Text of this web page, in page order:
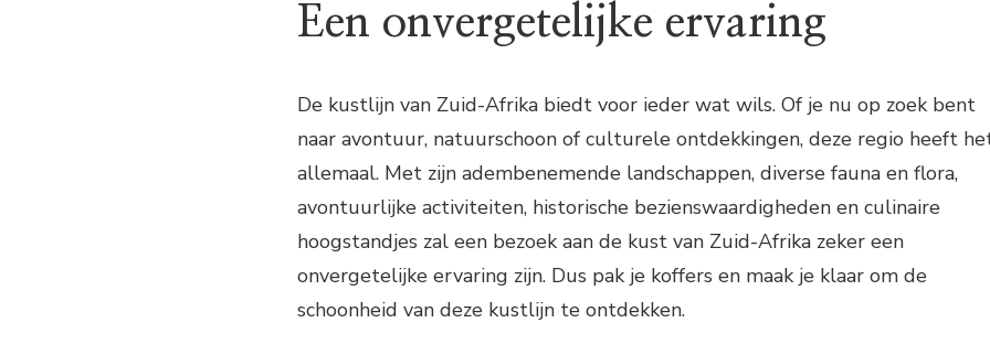
Een onvergetelijke ervaring
De kustlijn van Zuid-Afrika biedt voor ieder wat wils. Of je nu op zoek bent
naar avontuur, natuurschoon of culturele ontdekkingen, deze regio heeft
allemaal. Met zijn adembenemende landschappen, diverse fauna en flora,
avontuurlijke activiteiten, historische bezienswaardigheden en culinaire
hoogstandjes zal een bezoek aan de kust van Zuid-Afrika zeker een
onvergetelijke ervaring zijn. Dus pak je koffers en maak je klaar om de
schoonheid van deze kustlijn te ontdekken.